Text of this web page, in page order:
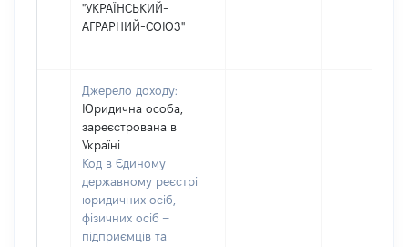
"УКРАЇНСЬКИЙ-
АГРАРНИЙ-СОЮЗ"
Джерело доходу:
Юридична особа,
зареєстрована в
Україні
Код в Єдиному
державному реєстрі
юридичних осіб,
фізичних осіб –
підприємців та